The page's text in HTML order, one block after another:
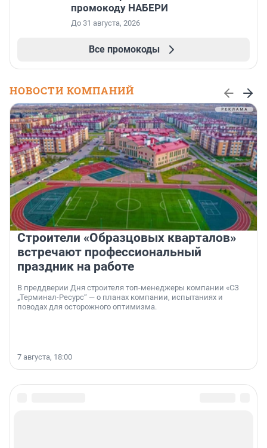
промокоду НАБЕРИ
До 31 августа, 2026
Все промокоды
НОВОСТИ КОМПАНИЙ
Строители «Образцовых кварталов»
встречают профессиональный
праздник на работе
В преддверии Дня строителя топ-менеджеры компании «СЗ
„Терминал-Ресурс“ — о планах компании, испытаниях и
поводах для осторожного оптимизма.
7 августа, 18:00